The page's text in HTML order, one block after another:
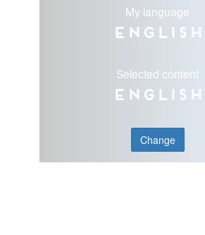
My language
English
Selected content
English
Change